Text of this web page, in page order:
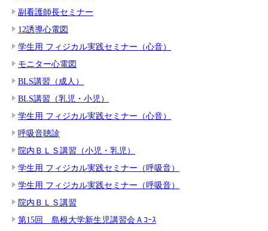
副看護師長セミナー
12誘導心電図
学生用 フィジカル実践セミナー（心音）
モニター心電図
BLS講習（成人）
BLS講習（乳児・小児）
学生用 フィジカル実践セミナー（心音）
呼吸音聴診
院内ＢＬＳ講習（小児・乳児）
学生用 フィジカル実践セミナー（呼吸音）
学生用 フィジカル実践セミナー（呼吸音）
院内ＢＬＳ講習
第15回 島根大学新生児講習会Ａｺｰｽ